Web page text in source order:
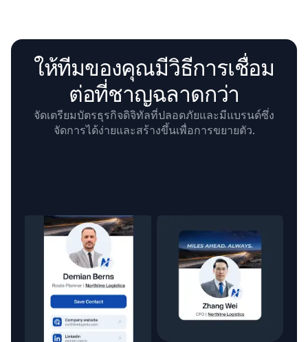
ให้ทีมของคุณมีวิธีการเชื่อม
ต่อที่ชาญฉลาดกว่า
จัดเตรียมบัตรธุรกิจดิจิทัลที่ปลอดภัยและมีแบรนด์ซึ่ง
จัดการได้ง่ายและสร้างขึ้นเพื่อการขยายตัว.